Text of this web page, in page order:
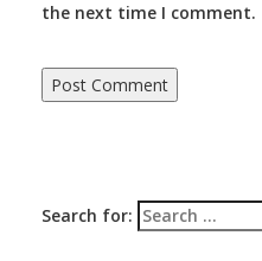
the next time I comment.
Search for: